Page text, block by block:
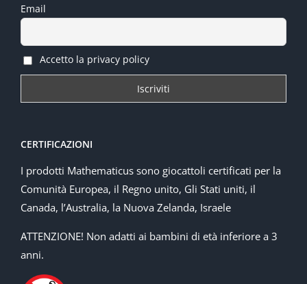
Email
Accetto la privacy policy
CERTIFICAZIONI
I prodotti Mathematicus sono giocattoli certificati per la
Comunità Europea, il Regno unito, Gli Stati uniti, il
Canada, l’Australia, la Nuova Zelanda, Israele
ATTENZIONE! Non adatti ai bambini di età inferiore a 3
anni.